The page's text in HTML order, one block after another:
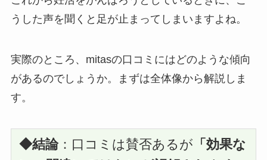
うした声を聞くと足が止まってしまいますよね。
実際のところ、mitasの口コミにはどのような傾向
があるのでしょうか。まずは全体像から解説しま
す。
◆結論：口コミは賛否あるが 「効果な